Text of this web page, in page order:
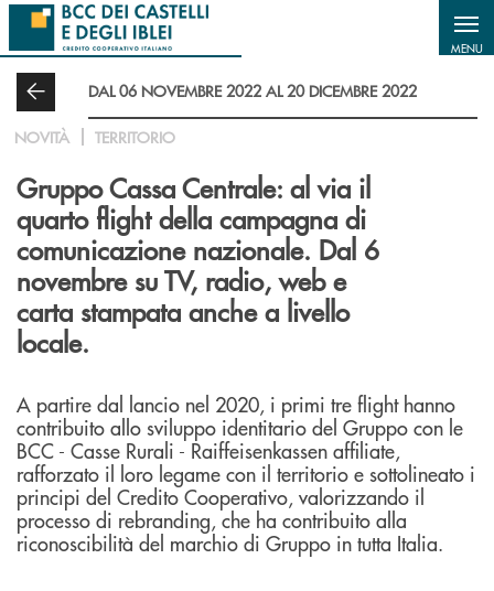
Salta al contenuto principale
MENU
DAL 06 NOVEMBRE 2022 AL 20 DICEMBRE 2022
NOVITÀ TERRITORIO
Gruppo Cassa Centrale: al via il
quarto flight della campagna di
comunicazione nazionale. Dal 6
novembre su TV, radio, web e
carta stampata anche a livello
locale.
A partire dal lancio nel 2020, i primi tre flight hanno
contribuito allo sviluppo identitario del Gruppo con le
BCC - Casse Rurali - Raiffeisenkassen affiliate,
rafforzato il loro legame con il territorio e sottolineato i
principi del Credito Cooperativo, valorizzando il
processo di rebranding, che ha contribuito alla
riconoscibilità del marchio di Gruppo in tutta Italia.